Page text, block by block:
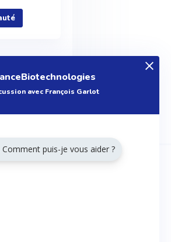
avec François Garlot
puis-je vous aider ?